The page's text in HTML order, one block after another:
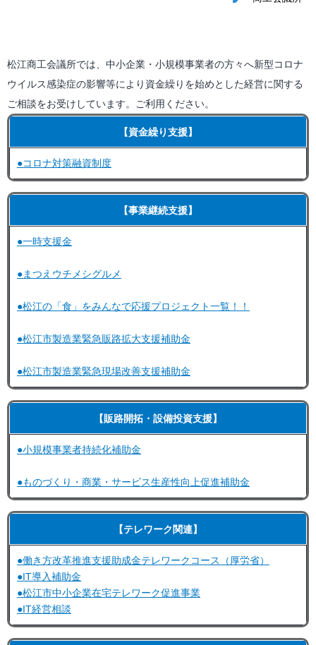
松江商工会議所では、中小企業・小規模事業者の方々へ新型コロナ
ウイルス感染症の影響等により資金繰りを始めとした経営に関する
ご相談をお受けしています。ご利用ください。
【資金繰り支援】
●コロナ対策融資制度
【事業継続支援】
●一時支援金
●まつえウチメシグルメ
●松江の「食」をみんなで応援プロジェクト一覧！！
●松江市製造業緊急販路拡大支援補助金
●松江市製造業緊急現場改善支援補助金
【販路開拓・設備投資支援】
●小規模事業者持続化補助金
●ものづくり・商業・サービス生産性向上促進補助金
【テレワーク関連】
●働き方改革推進支援助成金テレワークコース（厚労省）
●IT導入補助金
●松江市中小企業在宅テレワーク促進事業
●IT経営相談